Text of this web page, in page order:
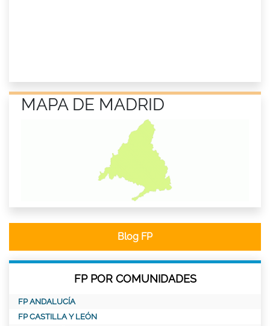
MAPA DE MADRID
Blog FP
FP POR COMUNIDADES
FP ANDALUCÍA
FP CASTILLA Y LEÓN